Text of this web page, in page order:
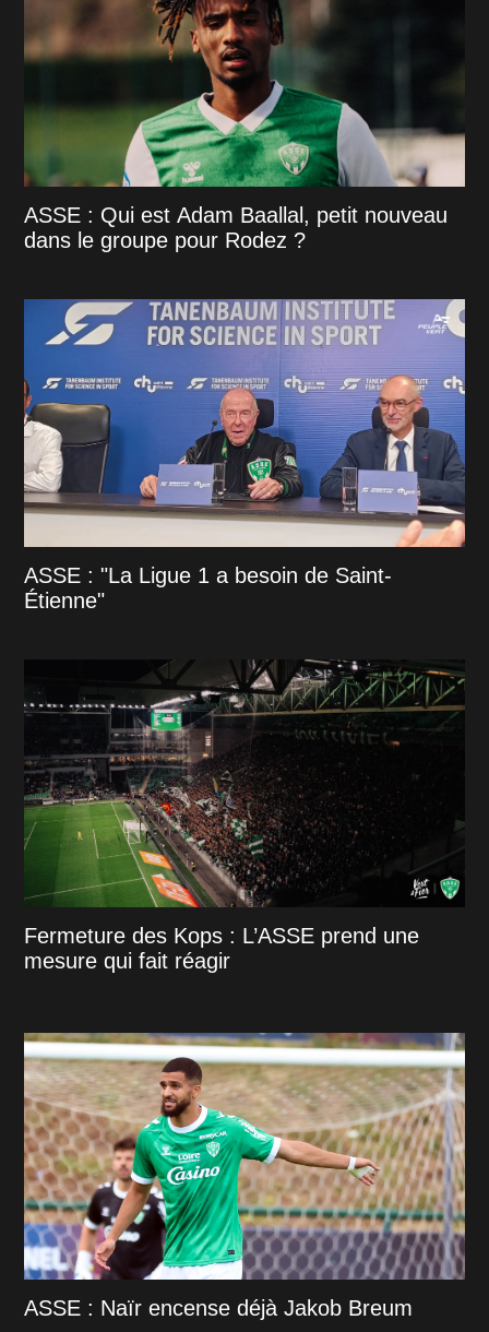
ASSE : Qui est Adam Baallal, petit nouveau
dans le groupe pour Rodez ?
ASSE : "La Ligue 1 a besoin de Saint-
Étienne"
Fermeture des Kops : L’ASSE prend une
mesure qui fait réagir
ASSE : Naïr encense déjà Jakob Breum